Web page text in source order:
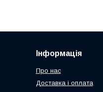
Інформація
Про нас
Доставка і оплата